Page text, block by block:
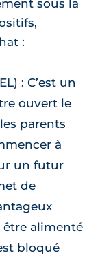
sous la
:
: C’est un
ouvert le
parents
à
un futur
de
être alimenté
bloqué